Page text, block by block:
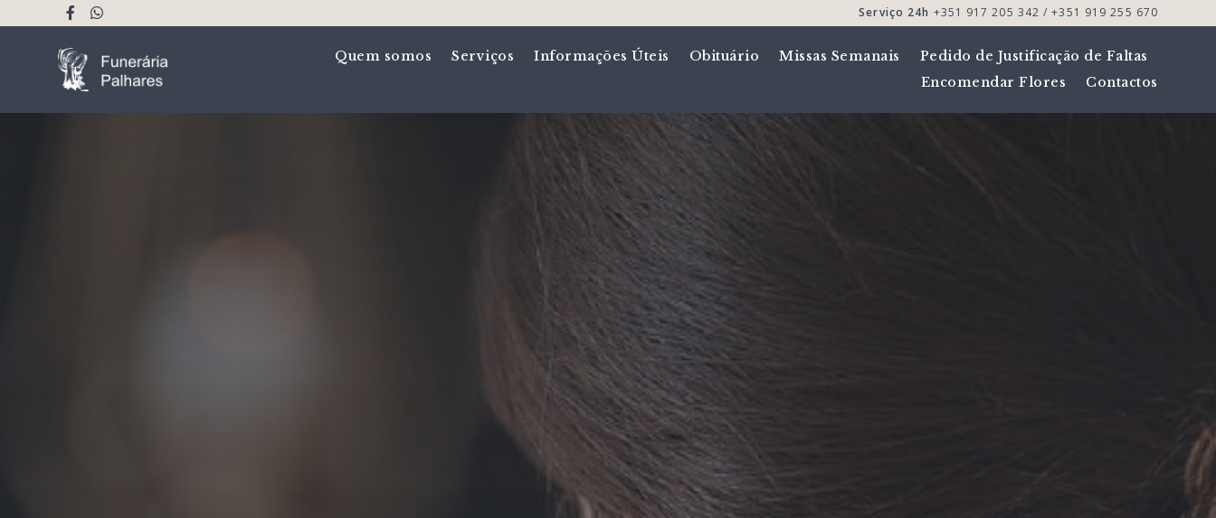
Serviço 24h +351 917 205 342 / +351 919 255 670
Quem somos Serviços Informações Úteis Obituário Missas Semanais
Pedido de Justificação de Faltas
Encomendar Flores
Contactos